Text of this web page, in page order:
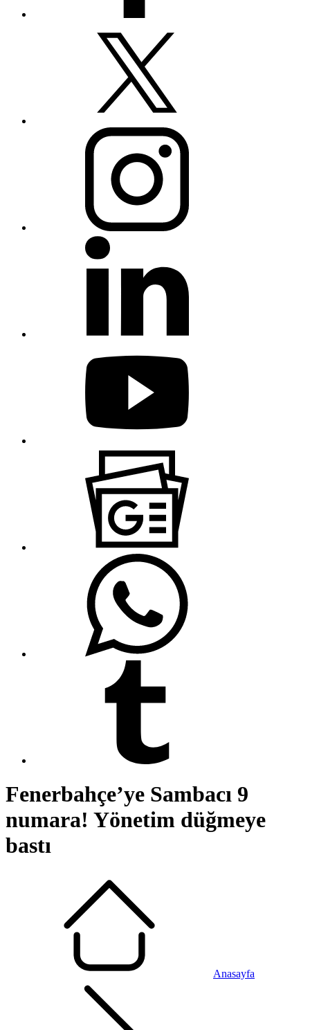
Fenerbahçe’ye Sambacı 9
numara! Yönetim düğmeye
bastı
Anasayfa